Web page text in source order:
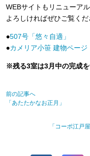
WEBサイトもリニューア
よろしければぜひご覧くだ
●507号「悠々自適」
●カメリア小笹 建物ページ
※残る3室は3月中の完成
前の記事へ
「あたたかなお正月」
「コーポ江戸